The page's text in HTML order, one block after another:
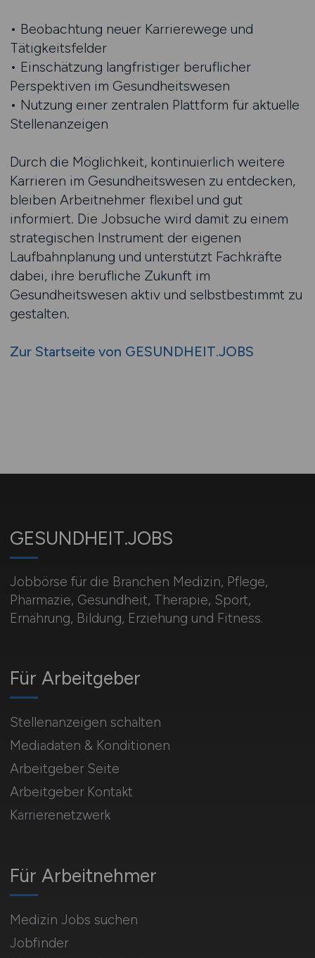
• Beobachtung neuer Karrierewege und
Tätigkeitsfelder
• Einschätzung langfristiger beruflicher
Perspektiven im Gesundheitswesen
• Nutzung einer zentralen Plattform für aktuelle
Stellenanzeigen
Durch die Möglichkeit, kontinuierlich weitere
Karrieren im Gesundheitswesen zu entdecken,
bleiben Arbeitnehmer flexibel und gut
informiert. Die Jobsuche wird damit zu einem
strategischen Instrument der eigenen
Laufbahnplanung und unterstützt Fachkräfte
dabei, ihre berufliche Zukunft im
Gesundheitswesen aktiv und selbstbestimmt zu
gestalten.
Zur Startseite von GESUNDHEIT.JOBS
GESUNDHEIT.JOBS
Jobbörse für die Branchen Medizin, Pflege,
Pharmazie, Gesundheit, Therapie, Sport,
Ernährung, Bildung, Erziehung und Fitness.
Für Arbeitnehmer
Medizin Jobs suchen
Jobfinder
Für Arbeitgeber
Stellenanzeigen schalten
Mediadaten & Konditionen
Arbeitgeber Seite
Arbeitgeber Kontakt
Karrierenetzwerk